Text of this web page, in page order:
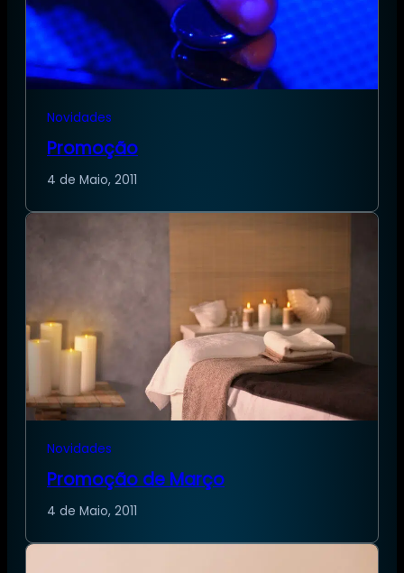
Novidades
Promoção
4 de Maio, 2011
Novidades
Promoção de Março
4 de Maio, 2011